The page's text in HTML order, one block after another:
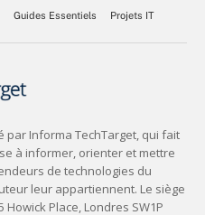
Guides Essentiels Projets IT